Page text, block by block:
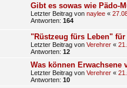
Gibt es sowas wie Pädo-
Letzter Beitrag von naylee «
Antworten: 164
"Rüstzeug fürs Leben"
Letzter Beitrag von Verehrer «
Antworten: 12
Was können Erwachsene
Letzter Beitrag von Verehrer «
Antworten: 10